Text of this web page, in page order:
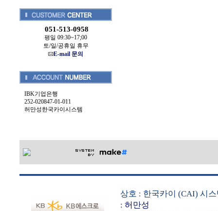
051-513-0958
평일 09:30~17;00
토/일/공휴일 휴무
E-mail 문의
IBK기업은행
252-020847-01-011
허만성한국카이시스템
상호 : 한국카이 (CAI) 시
: 허만성